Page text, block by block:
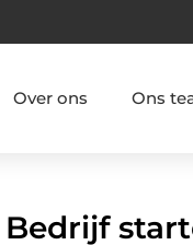
Over ons Ons